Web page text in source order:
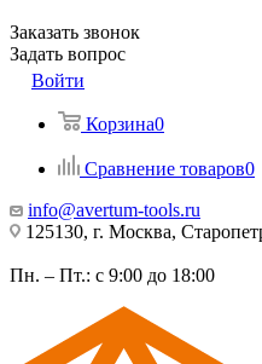
Заказать звонок
Задать вопрос
Войти
Корзина0
Сравнение товаров0
info@avertum-tools.ru
125130, г. Москва,
Пн. – Пт.: с 9:00 до 18:00